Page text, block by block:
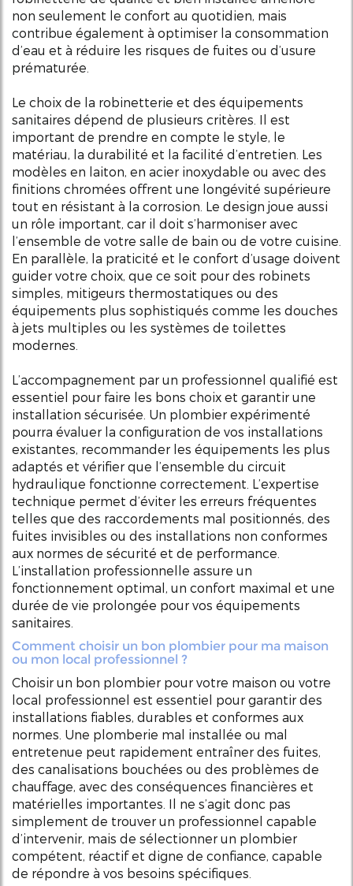
non seulement le confort au quotidien, mais
contribue également à optimiser la consommation
d’eau et à réduire les risques de fuites ou d’usure
prématurée.
Le choix de la robinetterie et des équipements
sanitaires dépend de plusieurs critères. Il est
important de prendre en compte le style, le
matériau, la durabilité et la facilité d’entretien. Les
modèles en laiton, en acier inoxydable ou avec des
finitions chromées offrent une longévité supérieure
tout en résistant à la corrosion. Le design joue aussi
un rôle important, car il doit s’harmoniser avec
l’ensemble de votre salle de bain ou de votre cuisine.
En parallèle, la praticité et le confort d’usage doivent
guider votre choix, que ce soit pour des robinets
simples, mitigeurs thermostatiques ou des
équipements plus sophistiqués comme les douches
à jets multiples ou les systèmes de toilettes
modernes.
L’accompagnement par un professionnel qualifié est
essentiel pour faire les bons choix et garantir une
installation sécurisée. Un plombier expérimenté
pourra évaluer la configuration de vos installations
existantes, recommander les équipements les plus
adaptés et vérifier que l’ensemble du circuit
hydraulique fonctionne correctement. L’expertise
technique permet d’éviter les erreurs fréquentes
telles que des raccordements mal positionnés, des
fuites invisibles ou des installations non conformes
aux normes de sécurité et de performance.
L’installation professionnelle assure un
fonctionnement optimal, un confort maximal et une
durée de vie prolongée pour vos équipements
sanitaires.
Comment choisir un bon plombier pour ma maison
ou mon local professionnel ?
Choisir un bon plombier pour votre maison ou votre
local professionnel est essentiel pour garantir des
installations fiables, durables et conformes aux
normes. Une plomberie mal installée ou mal
entretenue peut rapidement entraîner des fuites,
des canalisations bouchées ou des problèmes de
chauffage, avec des conséquences financières et
matérielles importantes. Il ne s’agit donc pas
simplement de trouver un professionnel capable
d’intervenir, mais de sélectionner un plombier
compétent, réactif et digne de confiance, capable
de répondre à vos besoins spécifiques.